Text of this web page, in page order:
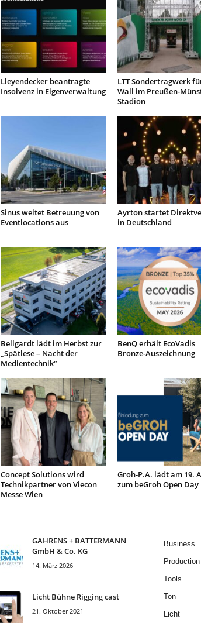
Lleyendecker beantragte
Insolvenz in Eigenverwaltung
LTT Sondertragwerk
Wall im Preußen-
Stadion
Sinus weitet Betreuung von
Eventlocations aus
Ayrton startet
in Deutschland
Bellgardt lädt im Herbst zur
„Spätlese – Nacht der
Medientechnik“
BenQ erhält EcoVadis
Bronze-Auszeichnung
Concept Solutions wird
Technikpartner von Viecon
Messe Wien
Groh-P.A. lädt am 19.
zum beGroh Open Day
GAHRENS + BATTERMANN
GmbH & Co. KG
14. März 2026
Licht Bühne Rigging cast
21. Oktober 2021
Business
Production
Tools
Ton
Licht